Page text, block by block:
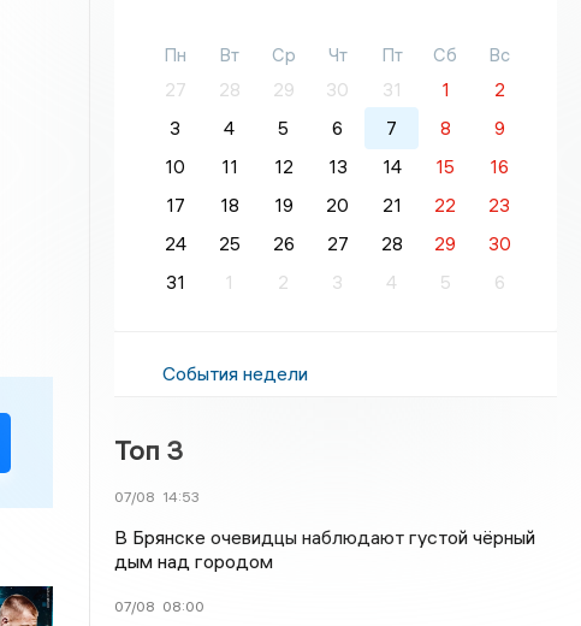
Пн Вт Ср Чт Пт Сб
Вс
27
28 29 30 31 1
2
3
4 5 6 7 8
9
10
11 12 13 14 15
16
17
18 19 20 21 22
23
24
25 26 27 28 29
30
31
1 2 3 4 5 6
События недели
Топ 3
07/08 14:53
В Брянске очевидцы наблюдают густой чёрный
дым над городом
07/08 08:00